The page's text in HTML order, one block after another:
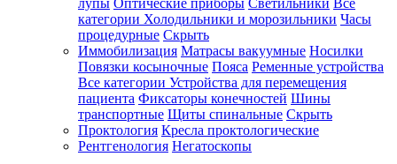
лупы Оптические приборы Светильники Все
категории Холодильники и морозильники Часы
процедурные Скрыть
Иммобилизация Матрасы вакуумные Носилки
Повязки косыночные Пояса Ременные устройства
Все категории Устройства для перемещения
пациента Фиксаторы конечностей Шины
транспортные Щиты спинальные Скрыть
Проктология Кресла проктологические
Рентгенология Негатоскопы